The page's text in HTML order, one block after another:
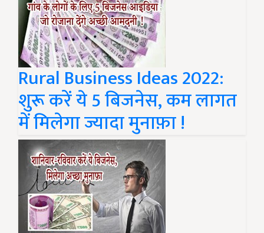
Rural Business Ideas 2022:
शुरू करें ये 5 बिजनेस, कम लागत
में मिलेगा ज्यादा मुनाफ़ा !